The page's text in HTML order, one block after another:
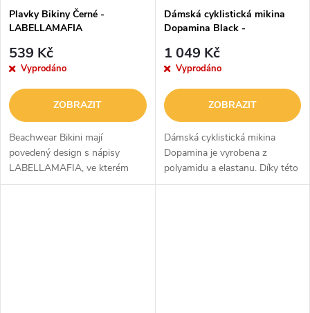
Plavky Bikiny Černé -
LABELLAMAFIA
539 Kč
Vyprodáno
ZOBRAZIT
Beachwear Bikini mají
povedený design s nápisy
LABELLAMAFIA, ve kterém
vyniknete na pláži či u bazénu.
Dámská cyklistická mikina
Dopamina Black -
1 049 Kč
Vyprodáno
ZOBRAZIT
Dámská cyklistická mikina
Dopamina je vyrobena z
polyamidu a elastanu. Díky této
materiálové kombinaci je